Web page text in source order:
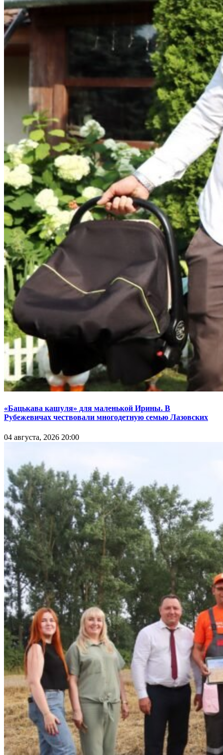
«Бацькава кашуля» для маленькой Ирины. В
Рубежевичах чествовали многодетную семью Лазовских
04 августа, 2026 20:00